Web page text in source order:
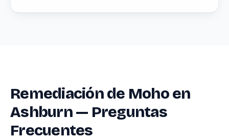
Remediación de Moho en
Ashburn — Preguntas
Frecuentes